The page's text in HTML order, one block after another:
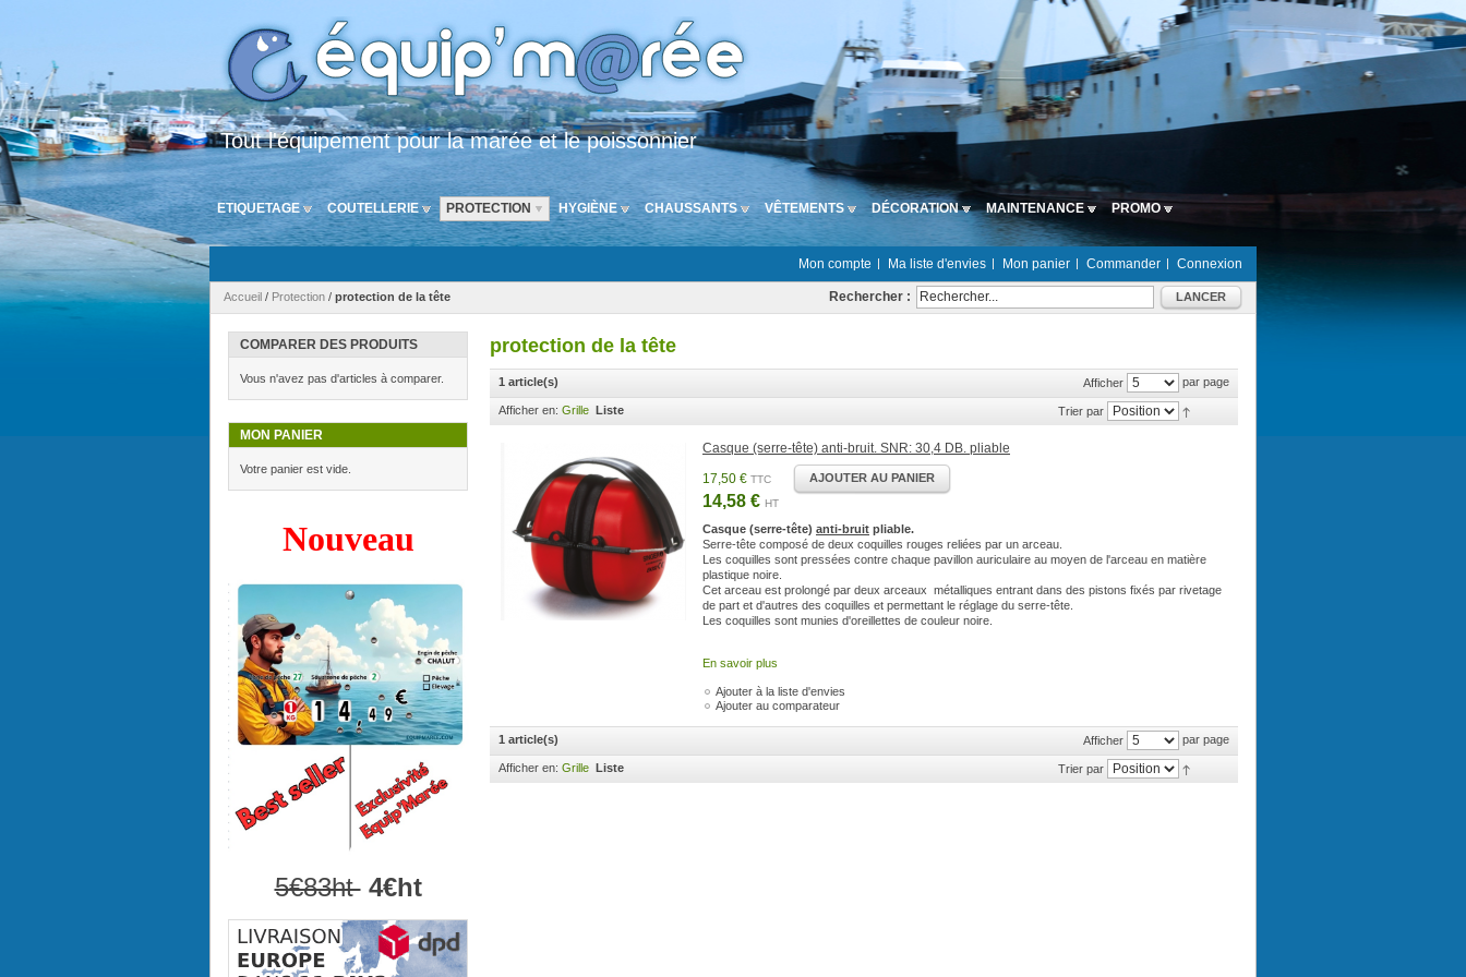
Tout l'équipement pour la marée et le poissonnier
ETIQUETAGE COUTELLERIE PROTECTION HYGIÈNE CHAUSSANTS VÊTEMENTS DÉCORATION MAINTENANCE PROMO
Mon compte Ma liste d'envies Mon panier Commander Connexion
Accueil / Protection / protection de la tête Rechercher : LANCER
protection de la tête
1 article(s) Afficher par page
Afficher en: Grille Liste Trier par
Casque (serre-tête) anti-bruit. SNR: 30,4 DB. pliable
17,50 € TTC
14,58 € HT
AJOUTER AU PANIER
Casque (serre-tête) anti-bruit pliable.
Serre-tête composé de deux coquilles rouges reliées par un arceau.
Les coquilles sont pressées contre chaque pavillon auriculaire au moyen de l'arceau en matière
plastique noire.
Cet arceau est prolongé par deux arceaux métalliques entrant dans des pistons fixés par rivetage
de part et d'autres des coquilles et permettant le réglage du serre-tête.
Les coquilles sont munies d'oreillettes de couleur noire.
En savoir plus
Ajouter à la liste d'envies
Ajouter au comparateur
1 article(s) Afficher par page
Afficher en: Grille Liste Trier par
COMPARER DES PRODUITS
Vous n'avez pas d'articles à comparer.
MON PANIER
Votre panier est vide.
Nouveau
5€83ht4€ht